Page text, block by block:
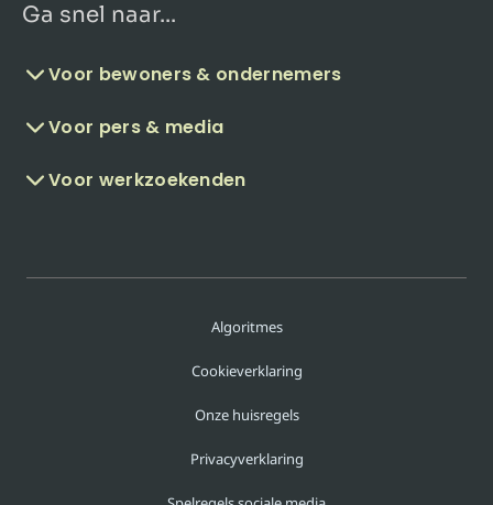
Ga snel naar...
Voor bewoners & ondernemers
Voor pers & media
Voor werkzoekenden
Algoritmes
Cookieverklaring
Onze huisregels
Privacyverklaring